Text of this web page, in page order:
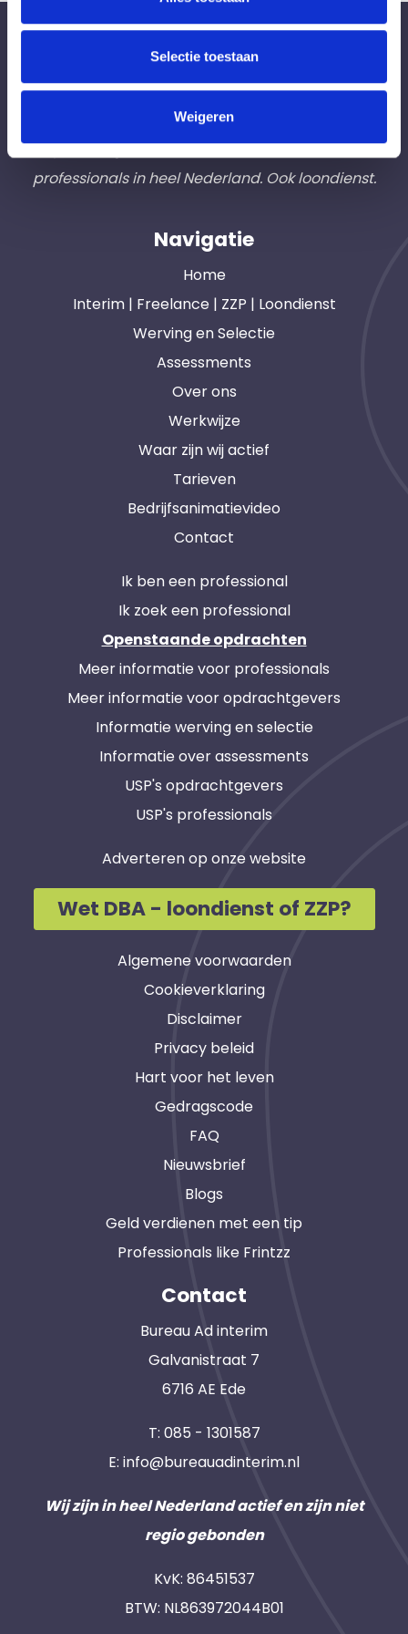
Selectie toestaan
Weigeren
Bureau Ad Interim ®
Professionals likeFrintzz
Hét interim bemiddelingsbureau voor
opdrachtgevers en interim, freelance en ZZP
professionals in heel Nederland. Ook loondienst.
Navigatie
Home
Interim | Freelance | ZZP | Loondienst
Werving en Selectie
Assessments
Over ons
Werkwijze
Waar zijn wij actief
Tarieven
Bedrijfsanimatievideo
Contact
Ik ben een professional
Ik zoek een professional
Openstaande opdrachten
Meer informatie voor professionals
Meer informatie voor opdrachtgevers
Informatie werving en selectie
Informatie over assessments
USP's opdrachtgevers
USP's professionals
Adverteren op onze website
Wet DBA - loondienst of ZZP?
Algemene voorwaarden
Cookieverklaring
Disclaimer
Privacy beleid
Hart voor het leven
Gedragscode
FAQ
Nieuwsbrief
Blogs
Geld verdienen met een tip
Professionals like Frintzz
Contact
Bureau Ad interim
Galvanistraat 7
6716 AE Ede
T: 085 - 1301587
E: info@bureauadinterim.nl
Wij zijn in heel Nederland actief en zijn niet
regio gebonden
KvK: 86451537
BTW: NL863972044B01